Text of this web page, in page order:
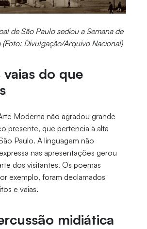
de São Paulo sediou a Semana de
Divulgação/Arquivo Nacional)
do que
Moderna não agradou grande
presente, que pertencia à alta
Paulo. A linguagem não
nas apresentações gerou
dos visitantes. Os poemas
exemplo, foram declamados
e vaias.
midiática